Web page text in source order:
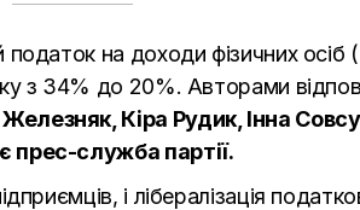
на доходи фізичних
з 34% до 20%. Авторами
Кіра Рудик, Інна
прес-служба партії.
і лібералізація